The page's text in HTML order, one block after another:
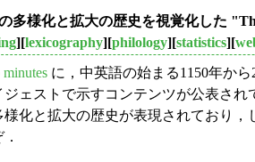
多様化と拡大の歴史を視覚化した
][lexicography][philology][statistics][
に，中英語の始まる1150年か
ジェストで示すコンテンツが公表さ
様化と拡大の歴史が表現されており